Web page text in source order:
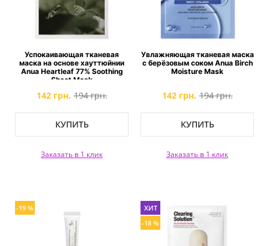
Успокаивающая тканевая
маска на основе хауттюйнии
Anua Heartleaf 77% Soothing
Sheet Mask
142 грн. 194 грн.
КУПИТЬ
Заказать в 1 клик
Увлажняющая тканевая маска
с берёзовым соком Anua Birch
Moisture Mask
142 грн. 194 грн.
КУПИТЬ
Заказать в 1 клик
-19 %
ХИТ
-18 %